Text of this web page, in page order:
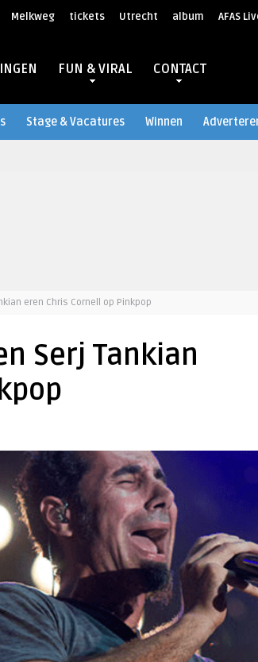
Melkweg tickets Utrecht album AFAS
FUN & VIRAL CONTACT
Stage & Vacatures Winnen
eren Chris Cornell op Pinkpop
Serj Tankian